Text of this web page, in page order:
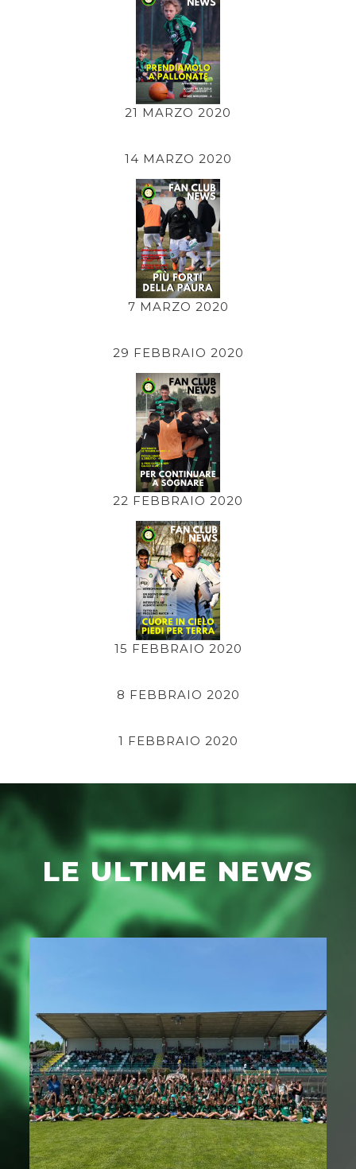
21 MARZO 2020
14 MARZO 2020
7 MARZO 2020
29 FEBBRAIO 2020
22 FEBBRAIO 2020
15 FEBBRAIO 2020
8 FEBBRAIO 2020
1 FEBBRAIO 2020
LE ULTIME NEWS